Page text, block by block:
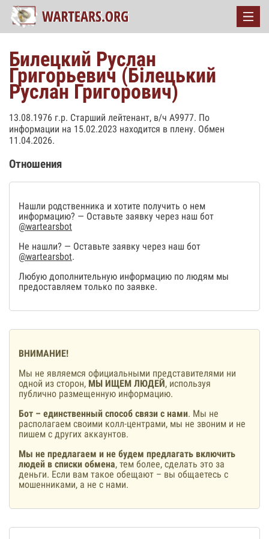
Билецкий Руслан
Григорьевич (Білецький
Руслан Григорович)
13.08.1976 г.р. Старший лейтенант, в/ч А9977. По
информации на 15.02.2023 находится в плену. Обмен
11.04.2026.
Отношения
Нашли родственника и хотите получить о нем
информацию? — Оставьте заявку через наш бот
@wartearsbot
Не нашли? — Оставьте заявку через наш бот
@wartearsbot.
Любую дополнительную информацию по людям мы
предоставляем только по заявке.
ВНИМАНИЕ!
Мы не являемся официальными представителями ни
одной из сторон, МЫ ИЩЕМ ЛЮДЕЙ, используя
публично размещенную информацию.
Бот – единственный способ связи с нами. Мы не
располагаем своими колл-центрами, мы не звоним и не
пишем с других аккаунтов.
Мы не предлагаем и не будем предлагать включить
людей в списки обмена, тем более, сделать это за
деньги. Если вам такое обещают – вы общаетесь с
мошенниками, а не с нами.